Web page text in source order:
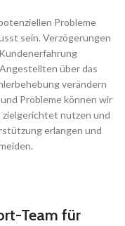
Probleme
sein. Verzögerungen
über das
verändern
Probleme können wir
nutzen und
erlangen und
Team für